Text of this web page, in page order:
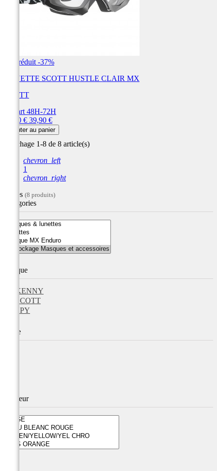
Prix réduit -37%
LUNETTE SCOTT HUSTLE CLAIR MX
SCOTT
Départ 48H-72H
25,00 € Prix
de
base
39,90 €
Ajouter au panier
Affichage 1-8 de 8 article(s)
chevron_left
1
chevron_right
Filtres (8 produits)
Catégories
Marque
KENNY
SCOTT
SPY
Taille
Couleur